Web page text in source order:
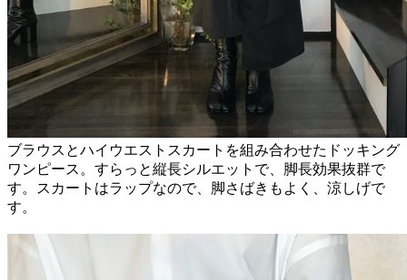
ブラウスとハイウエストスカートを組み合わせたドッキング
ワンピース。すらっと縦長シルエットで、脚長効果抜群で
す。スカートはラップなので、脚さばきもよく、涼しげで
す。